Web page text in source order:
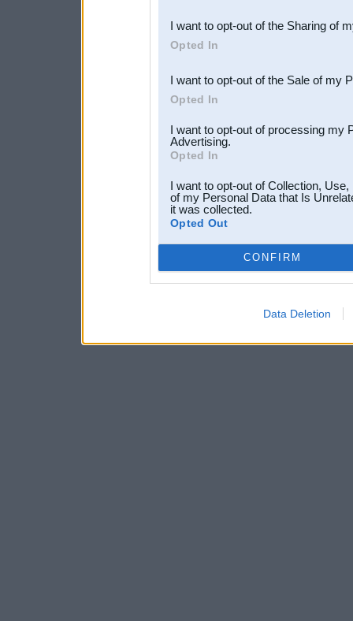
Downstream Participants
third parties.
I want to opt-out of the Sharing of
Opted In
I want to opt-out of the Sale of my
Opted In
I want to opt-out of processing my
Advertising.
Opted In
I want to opt-out of Collection,
of my Personal Data that Is
it was collected.
Opted Out
CONFIRM
Data Deletion